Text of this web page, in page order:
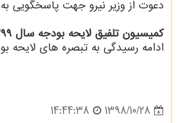
دعوت از وزیر نیرو جهت پاسخگویی
كمیسیون تلفیق لایحه بودجه سال ۱۳۹۹ كل كشور
ادامه رسیدگی به تبصره های لایحه بودجه سال
1398/10/28
14:44:38